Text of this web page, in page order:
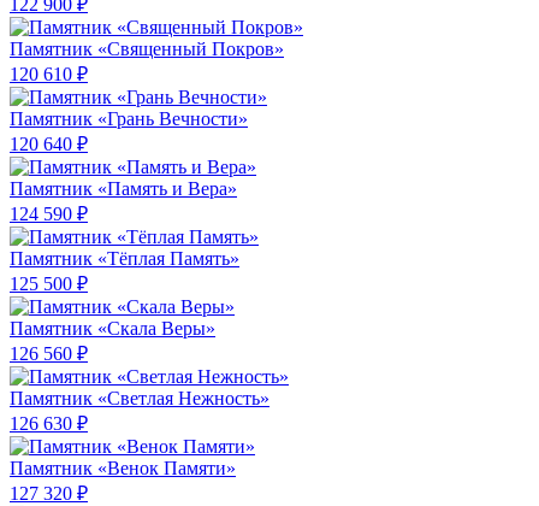
122 900 ₽
Памятник «Священный Покров»
120 610 ₽
Памятник «Грань Вечности»
120 640 ₽
Памятник «Память и Вера»
124 590 ₽
Памятник «Тёплая Память»
125 500 ₽
Памятник «Скала Веры»
126 560 ₽
Памятник «Светлая Нежность»
126 630 ₽
Памятник «Венок Памяти»
127 320 ₽